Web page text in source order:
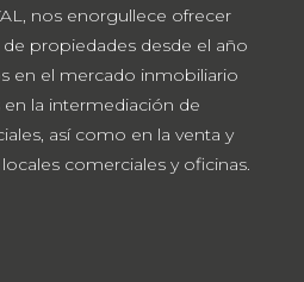
nos enorgullece ofrecer
propiedades desde el año
en el mercado inmobiliario
la intermediación de
así como en la venta y
comerciales y oficinas.